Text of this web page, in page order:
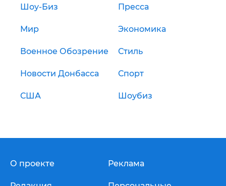
Шоу-Биз Пресса
Мир Экономика
Военное Обозрение Стиль
Новости Донбасса Спорт
США Шоубиз
О проекте Реклама